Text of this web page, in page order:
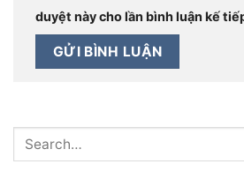
duyệt này cho lần bình luận kế